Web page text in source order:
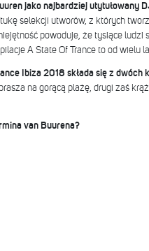
jako najbardziej utytułowany
selekcji utworów, z których
powoduje, że tysiące ludzi
A State Of Trance to od wielu
Ibiza 2018 składa się z dwóch
na gorącą plażę, drugi zaś
van Buurena?